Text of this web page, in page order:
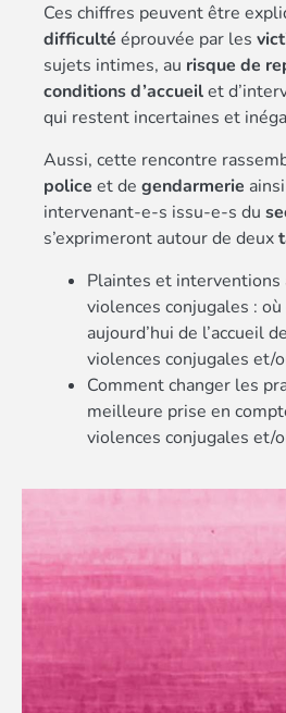
Ces chiffres peuvent être
difficulté éprouvée par les
sujets intimes, au risque de
conditions d’accueilet
qui restent incertaines et
Aussi, cette rencontre
police et de gendarmerie
intervenant-e-s issu-e-s du
s’exprimeront autour de deux
Plaintes et interventions
violences conjugales :
aujourd’hui de l’accueil
violences conjugales et/
Comment changer les
meilleure prise en
violences conjugales et/